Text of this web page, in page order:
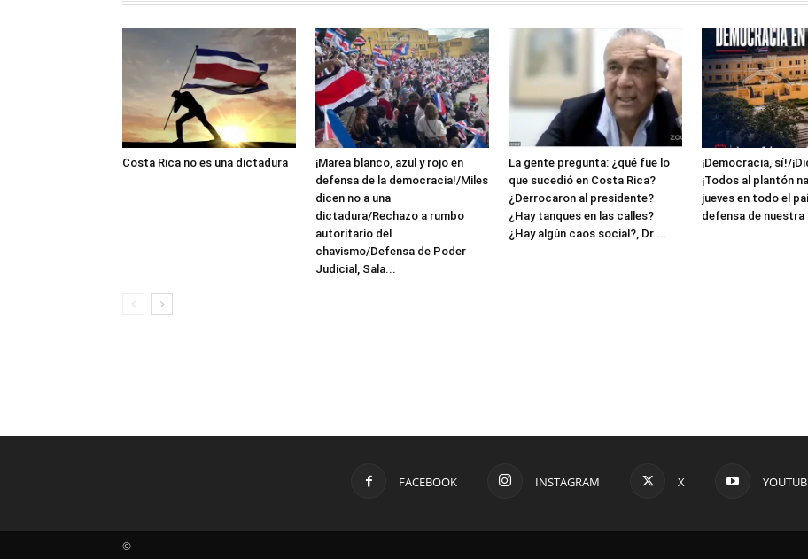
Costa Rica no es una dictadura
¡Marea blanco, azul y rojo en
defensa de la democracia!/Miles
dicen no a una
dictadura/Rechazo a rumbo
autoritario del
chavismo/Defensa de Poder
Judicial, Sala...
La gente pregunta: ¿qué fue lo
que sucedió en Costa Rica?
¿Derrocaron al presidente?
¿Hay tanques en las calles?
¿Hay algún caos social?, Dr....
¡Democracia, sí!/
¡Todos al plantón
jueves en todo el
defensa de
FACEBOOK INSTAGRAM X
©